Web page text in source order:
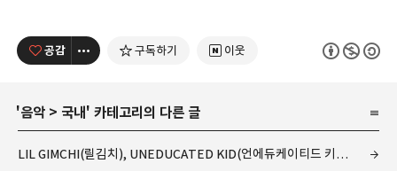
공감 구독하기 이웃
'음악 > 국내 ' 카테고리의 다른 글
LIL GIMCHI(릴김치), UNEDUCATED KID(언에듀케이티드 키드), OXYNOVA(옥시노바), 수퍼비(SUPERBEE), KHAN(칸), Royal 44(로얄 44), Chin(친), CK(씨케이), Louie(루이) - Yng & Rich Freestyle (영앤리치 레코즈(YNG&RICH RECORDS) 컴..